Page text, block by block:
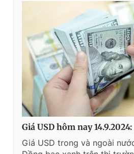
Giá USD hôm nay
Giá USD trong và ngoài